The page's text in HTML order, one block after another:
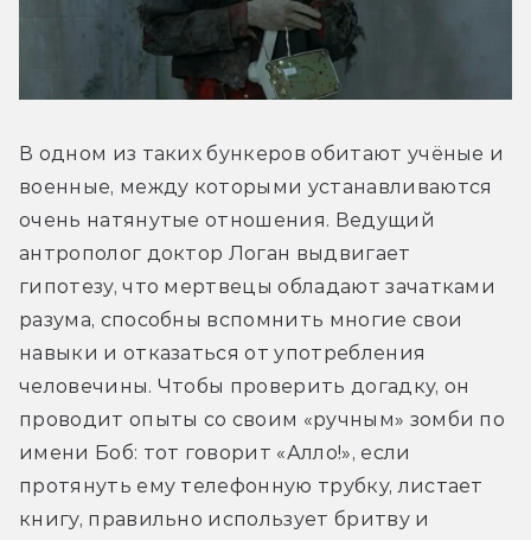
В одном из таких бункеров обитают учёные и
военные, между которыми устанавливаются
очень натянутые отношения. Ведущий
антрополог доктор Логан выдвигает
гипотезу, что мертвецы обладают зачатками
разума, способны вспомнить многие свои
навыки и отказаться от употребления
человечины. Чтобы проверить догадку, он
проводит опыты со своим «ручным» зомби по
имени Боб: тот говорит «Алло!», если
протянуть ему телефонную трубку, листает
книгу, правильно использует бритву и